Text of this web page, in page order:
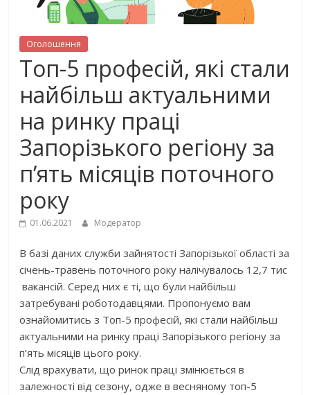
Оголошення
Топ-5 професій, які стали
найбільш актуальними
на ринку праці
Запорізького регіону за
п’ять місяців поточного
року
01.06.2021 Модератор
В базі даних служби зайнятості Запорізької області за
січень-травень поточного року налічувалось 12,7 тис
вакансій. Серед них є ті, що були найбільш
затребувані роботодавцями. Пропонуємо вам
ознайомитись з Топ-5 професій, які стали найбільш
актуальними на ринку праці Запорізького регіону за
п’ять місяців цього року.
Слід врахувати, що ринок праці змінюється в
залежності від сезону, одже в весняному топ-5